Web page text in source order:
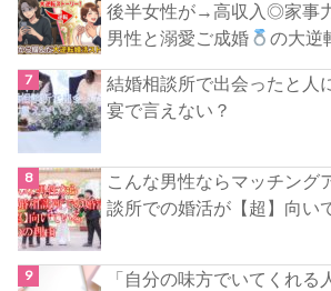
後半女性が→高収入◎家事
男性と溺愛ご成婚
の大逆
結婚相談所で出会ったと人
宴で言えない？
こんな男性ならマッチング
談所での婚活が【超】向い
「自分の味方でいてくれる